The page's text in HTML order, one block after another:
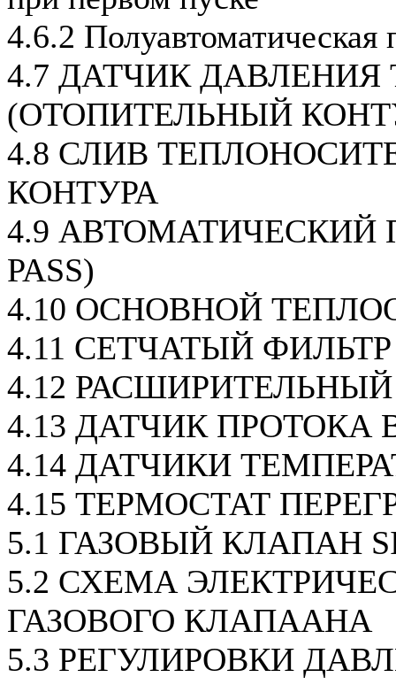
4.6.2 Полуавтоматическая
4.7 ДАТЧИК
(ОТОПИТЕЛЬНЫЙ
4.8 СЛИВ
КОНТУРА
4.9 АВТОМАТИЧЕСКИЙ
PASS)
4.10 ОСНОВНОЙ
4.11 СЕТЧАТЫЙ
4.12
4.13 ДАТЧИК
4.14 ДАТЧИКИ
4.15 ТЕРМОСТАТ
5.1 ГАЗОВЫЙ КЛАПАН
5.2 СХЕМА
ГАЗОВОГО КЛАПААНА
5.3 РЕГУЛИРОВКИ